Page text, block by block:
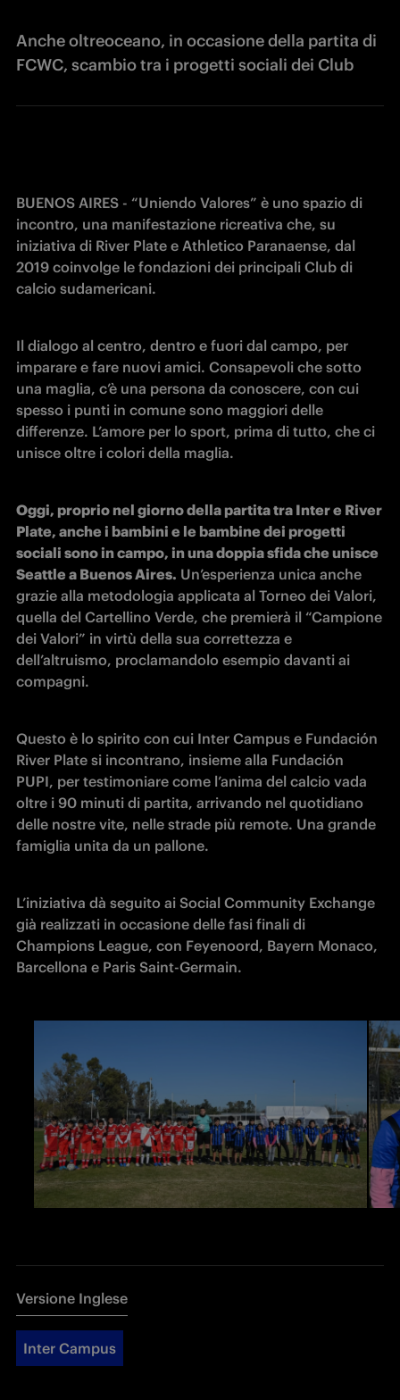
Anche oltreoceano, in occasione della partita di
FCWC, scambio tra i progetti sociali dei Club
BUENOS AIRES - “Uniendo Valores” è uno spazio di
incontro, una manifestazione ricreativa che, su
iniziativa di River Plate e Athletico Paranaense, dal
2019 coinvolge le fondazioni dei principali Club di
calcio sudamericani.
Il dialogo al centro, dentro e fuori dal campo, per
imparare e fare nuovi amici. Consapevoli che sotto
una maglia, c’è una persona da conoscere, con cui
spesso i punti in comune sono maggiori delle
differenze. L’amore per lo sport, prima di tutto, che ci
unisce oltre i colori della maglia.
Oggi, proprio nel giorno della partita tra Inter e River
Plate, anche i bambini e le bambine dei progetti
sociali sono in campo, in una doppia sfida che unisce
Seattle a Buenos Aires. Un’esperienza unica anche
grazie alla metodologia applicata al Torneo dei Valori,
quella del Cartellino Verde, che premierà il “Campione
dei Valori” in virtù della sua correttezza e
dell’altruismo, proclamandolo esempio davanti ai
compagni.
Questo è lo spirito con cui Inter Campus e Fundación
River Plate si incontrano, insieme alla Fundación
PUPI, per testimoniare come l’anima del calcio vada
oltre i 90 minuti di partita, arrivando nel quotidiano
delle nostre vite, nelle strade più remote. Una grande
famiglia unita da un pallone.
L’iniziativa dà seguito ai Social Community Exchange
già realizzati in occasione delle fasi finali di
Champions League, con Feyenoord, Bayern Monaco,
Barcellona e Paris Saint-Germain.
Versione Inglese
Inter Campus